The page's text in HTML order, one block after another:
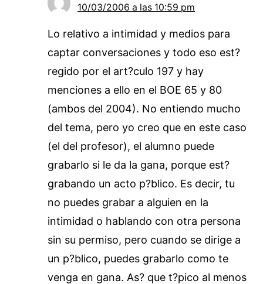
10/03/2006 a las 10:59 pm
Lo relativo a intimidad y medios para
captar conversaciones y todo eso est?
regido por el art?culo 197 y hay
menciones a ello en el BOE 65 y 80
(ambos del 2004). No entiendo mucho
del tema, pero yo creo que en este caso
(el del profesor), el alumno puede
grabarlo si le da la gana, porque est?
grabando un acto p?blico. Es decir, tu
no puedes grabar a alguien en la
intimidad o hablando con otra persona
sin su permiso, pero cuando se dirige a
un p?blico, puedes grabarlo como te
venga en gana. As? que t?pico al menos